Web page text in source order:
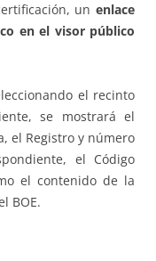
un enlace
en el visor público
el recinto
se mostrará el
el Registro y número
el Código
el contenido de la
BOE.